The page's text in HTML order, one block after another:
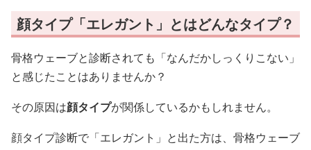
顔タイプ「エレガント」とはどんなタイプ？
骨格ウェーブと診断されても「なんだかしっくりこない」
と感じたことはありませんか？
その原因は顔タイプが関係しているかもしれません。
顔タイプ診断で「エレガント」と出た方は、骨格ウェーブ